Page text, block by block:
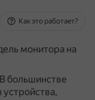
Как это работает?
монитора на
В большинстве
устройства,